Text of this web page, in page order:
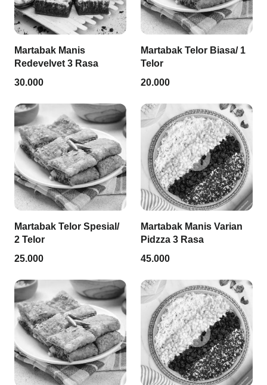
Martabak Manis
Redevelvet 3 Rasa
30.000
Martabak Telor Biasa/ 1
Telor
20.000
Martabak Telor Spesial/
2 Telor
25.000
Martabak Manis Varian
Pidzza 3 Rasa
45.000